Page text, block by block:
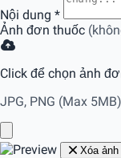
Nội dung *
Ảnh đơn thuốc
Click để chọn ảnh
JPG, PNG (Max 5MB)
Xóa ảnh